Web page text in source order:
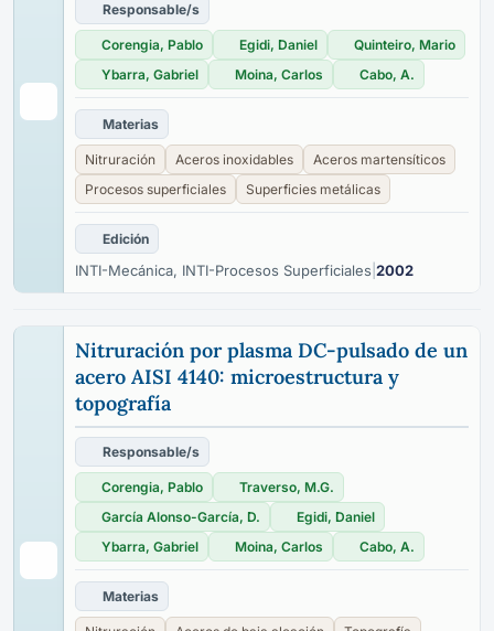
Responsable/s
Corengia, Pablo Egidi, Daniel
Quinteiro, Mario
Ybarra, Gabriel
Moina, Carlos Cabo, A.
Materias
Nitruración Aceros inoxidables
Aceros martensíticos
Procesos superficiales
Superficies metálicas
Edición
INTI-Mecánica, INTI-Procesos Superficiales 2002
Nitruración por plasma DC-pulsado de un
acero AISI 4140: microestructura y
topografía
Responsable/s
Corengia, Pablo
Traverso, M.G.
García Alonso-García, D.
Egidi, Daniel
Ybarra, Gabriel
Moina, Carlos Cabo, A.
Materias